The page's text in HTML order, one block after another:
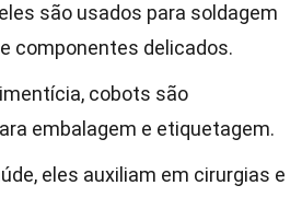
são usados para soldagem
componentes delicados.
cobots são
embalagem e etiquetagem.
eles auxiliam em cirurgias e